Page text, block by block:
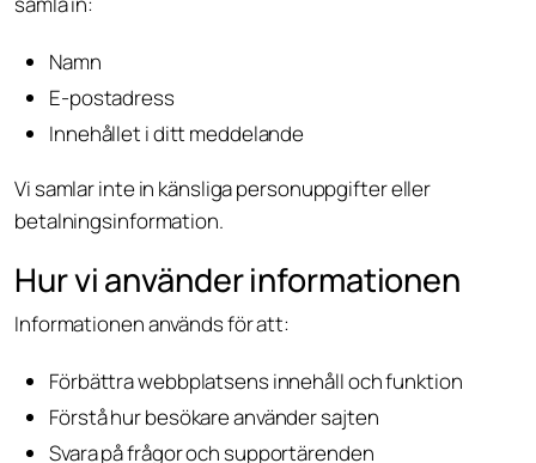
Namn
E-postadress
Innehållet i ditt meddelande
Vi samlar inte in känsliga personuppgifter eller
betalningsinformation.
Hur vi använder informationen
Informationen används för att:
Förbättra webbplatsens innehåll och funktion
Förstå hur besökare använder sajten
Svara på frågor och supportärenden